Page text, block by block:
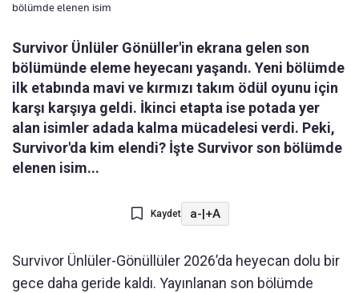
bölümde elenen isim
Survivor Ünlüler Gönüller'in ekrana gelen son
bölümünde eleme heyecanı yaşandı. Yeni bölümde
ilk etabında mavi ve kırmızı takım ödül oyunu için
karşı karşıya geldi. İkinci etapta ise potada yer
alan isimler adada kalma mücadelesi verdi. Peki,
Survivor'da kim elendi? İşte Survivor son bölümde
elenen isim...
Kaydet a-|+A
Survivor Ünlüler-Gönüllüler 2026’da heyecan dolu bir
gece daha geride kaldı. Yayınlanan son bölümde